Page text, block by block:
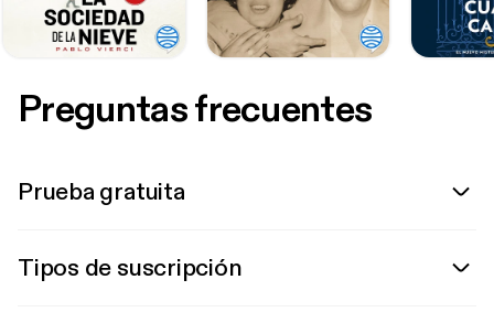
Preguntas frecuentes
Prueba gratuita
Tipos de suscripción